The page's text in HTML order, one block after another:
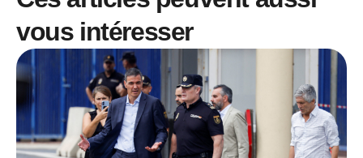
vous intéresser